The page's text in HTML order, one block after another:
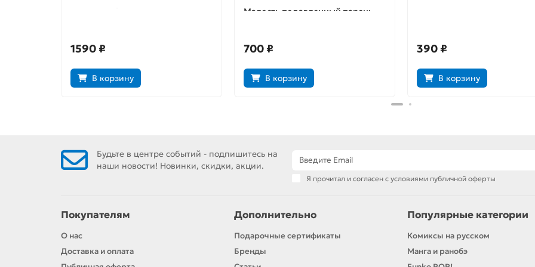
Второе небо
1590 ₽
В корзину
Малость подавленный парень.
700 ₽
В корзину
390 ₽
В корзину
Будьте в центре событий - подпишитесь на
наши новости! Новинки, скидки, акции.
Я прочитал и согласен с условиями публичной оферты
Покупателям
О нас
Доставка и оплата
Дополнительно
Подарочные сертификаты
Бренды
Популярные категории
Комиксы на русском
Манга и ранобэ